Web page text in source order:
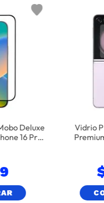
Deluxe
16 Pro -
Vidrio